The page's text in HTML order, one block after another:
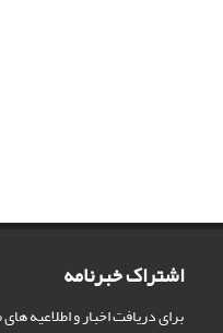
اشتراک خبرنامه
برای دریافت اخبار و اطلاعیه